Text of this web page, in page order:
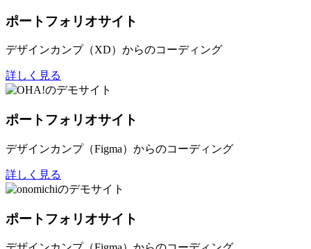
ポートフォリオサイト
デザインカンプ（XD）からのコーディング
詳しく見る
ポートフォリオサイト
デザインカンプ（Figma）からのコーディング
詳しく見る
ポートフォリオサイト